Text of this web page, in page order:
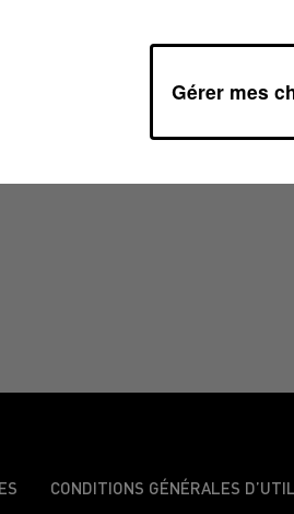
DU 27/06/2024 À 15H00
CONDITIONS GÉNÉRALES
Gérer mes